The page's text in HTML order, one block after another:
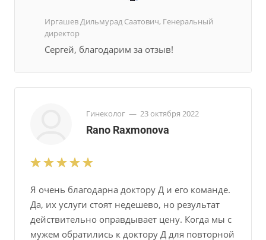
Иргашев Дильмурад Саатович, Генеральный
директор
Сергей, благодарим за отзыв!
Гинеколог — 23 октября 2022
Rano Raxmonova
Я очень благодарна доктору Д и его команде.
Да, их услуги стоят недешево, но результат
действительно оправдывает цену. Когда мы с
мужем обратились к доктору Д для повторной